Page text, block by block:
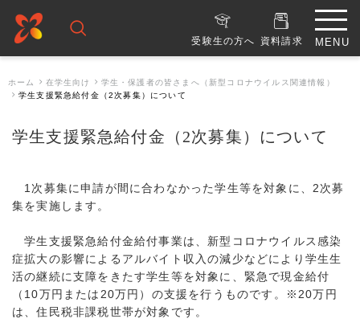
受験生の方へ 資料請求
ホーム 在学生向け
学生・保護者の皆さまへ（新型コロナウイルス関連情報）
学生支援緊急給付金（2次募集）について
学生支援緊急給付金（2次募集）について
1次募集に申請が間に合わなかった学生等を対象に、2次募
集を実施します。
学生支援緊急給付金給付事業は、新型コロナウイルス感染
症拡大の影響によるアルバイト収入の減少などにより学生生
活の継続に支障をきたす学生等を対象に、緊急で現金給付
（10万円または20万円）の支援を行うものです。※20万円
は、住民税非課税世帯が対象です。